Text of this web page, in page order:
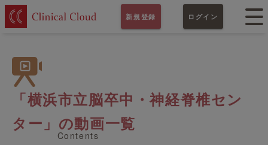
新規登録 ログイン
「横浜市立脳卒中・神経脊椎セン
ター」の動画一覧
Contents